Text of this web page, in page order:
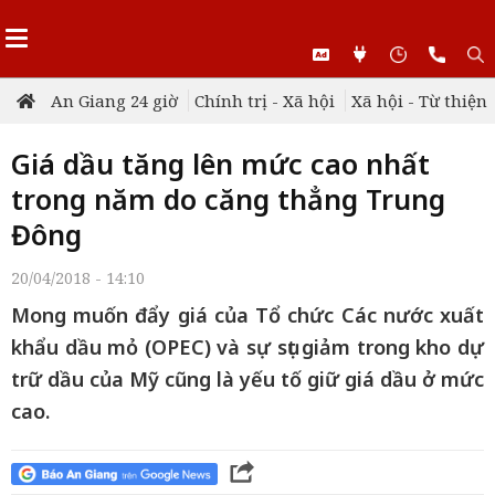
An Giang 24 giờ Chính trị - Xã hội Xã hội - Từ thiện
Giá dầu tăng lên mức cao nhất
trong năm do căng thẳng Trung
Đông
20/04/2018 - 14:10
Mong muốn đẩy giá của Tổ chức Các nước xuất
khẩu dầu mỏ (OPEC) và sự sụt giảm trong kho dự
trữ dầu của Mỹ cũng là yếu tố giữ giá dầu ở mức
cao.